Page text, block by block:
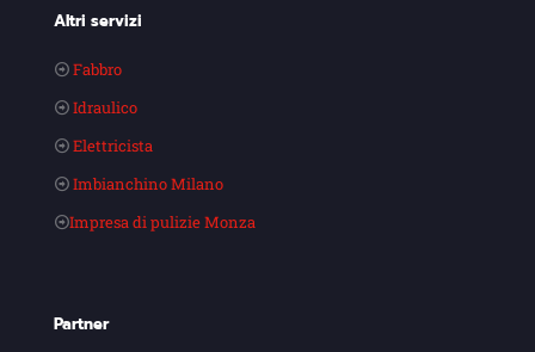
Altri servizi
Fabbro
Idraulico
Elettricista
Imbianchino Milano
Impresa di pulizie Monza
Partner